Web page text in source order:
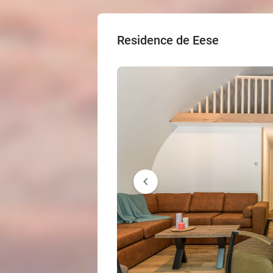
Residence de Eese
chevron_left